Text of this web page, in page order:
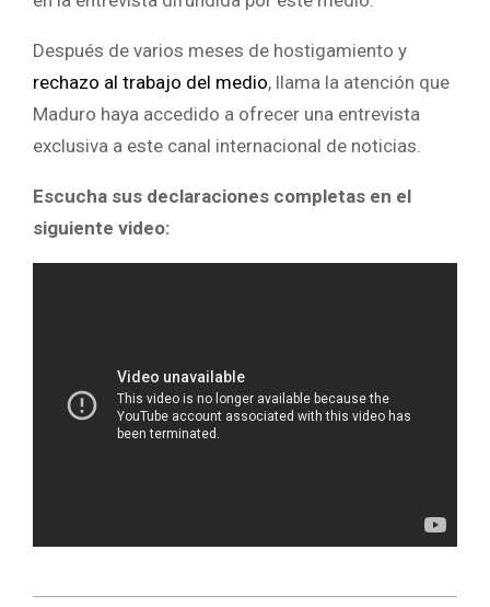
Después de varios meses de hostigamiento y
rechazo al trabajo del medio, llama la atención que
Maduro haya accedido a ofrecer una entrevista
exclusiva a este canal internacional de noticias.
Escucha sus declaraciones completas en el
siguiente video: